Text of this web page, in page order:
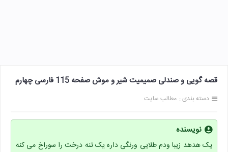
قصه گویی و صندلی صمیمیت شیر و موش صفحه 115 فارسی چهارم
دسته بندی : مطالب سایت
نویسنده
یک هدهد زیبا ودم طلایی ورنگی داره یک تنه درخت را سوراخ می کنه